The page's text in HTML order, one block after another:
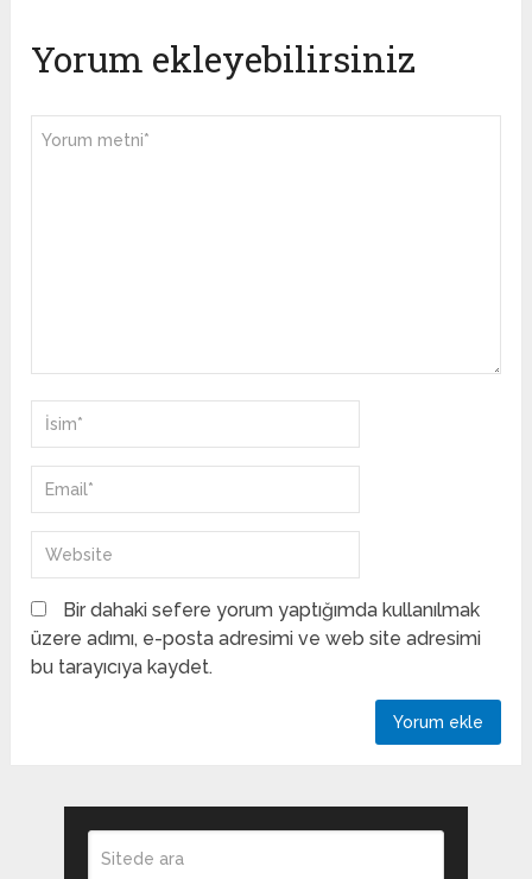
Yorum ekleyebilirsiniz
Bir dahaki sefere yorum yaptığımda kullanılmak
üzere adımı, e-posta adresimi ve web site adresimi
bu tarayıcıya kaydet.